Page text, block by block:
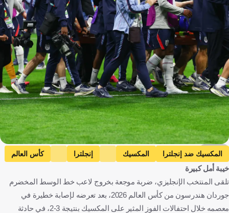
Imago
المكسيك ضد إنجلترا المكسيك إنجلترا
كأس العالم
جوردان هندرسون
خيبة أمل كبيرة
تلقى المنتخب الإنجليزي، ضربة موجعة بخروج لاعب خط الوسط المخضرم
جوردان هندرسون من كأس العالم 2026، بعد تعرضه لإصابة خطيرة في
معصمه خلال احتفالات الفوز المثير على المكسيك بنتيجة 3-2، في حادثة